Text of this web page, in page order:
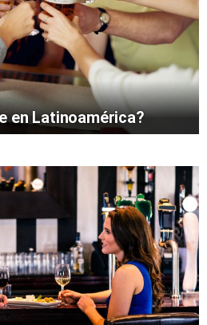
en Latinoamérica?